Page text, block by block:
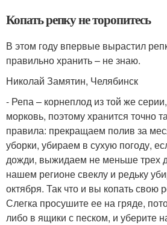
Копать репку не торопитесь
В этом году впервые вырастил
правильно хранить – не знаю.
Николай Замятин, Челябинск
- Репа – корнеплод из той же
морковь, поэтому хранится точно
правила: прекращаем полив за
уборки, убираем в сухую погоду,
дожди, выжидаем не меньше трех
нашем регионе свеклу и редьку
октября. Так что и вы копать свою
Слегка просушите ее на гряде,
либо в ящики с песком, и уберите